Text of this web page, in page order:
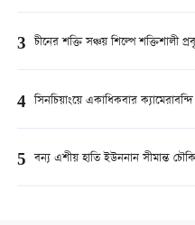
3 চীনের শক্তি সঞ্চয় শিল্পে শক্তিশালী
4 সিনচিয়াংয়ে একাধিকবার
5 বন্য এশীয় হাতি ইউননান সীমান্ত